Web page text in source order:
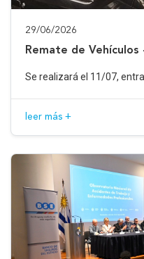
29/06/2026
Remate de Vehículos
Se realizará el 11/07,
leer más +